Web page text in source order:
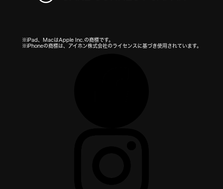
※iPad、MacはApple Inc.の商標です。
※iPhoneの商標は、アイホン株式会社のライセンスに基づき使用されています。